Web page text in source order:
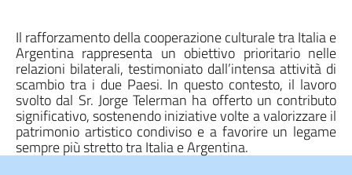
Il rafforzamento della cooperazione culturale tra Italia e
Argentina rappresenta un obiettivo prioritario nelle
relazioni bilaterali, testimoniato dall’intensa attività di
scambio tra i due Paesi. In questo contesto, il lavoro
svolto dal Sr. Jorge Telerman ha offerto un contributo
significativo, sostenendo iniziative volte a valorizzare il
patrimonio artistico condiviso e a favorire un legame
sempre più stretto tra Italia e Argentina.